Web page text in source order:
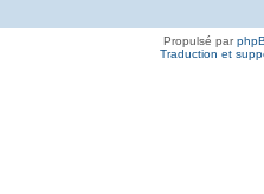
Propulsé par
Traduction et